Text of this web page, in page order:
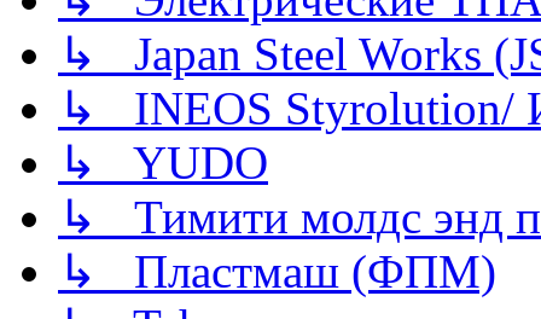
↳ Japan Steel Works
↳ INEOS
↳ YUDO
↳ Тимити молдс энд
↳ Пластмаш (ФПМ)